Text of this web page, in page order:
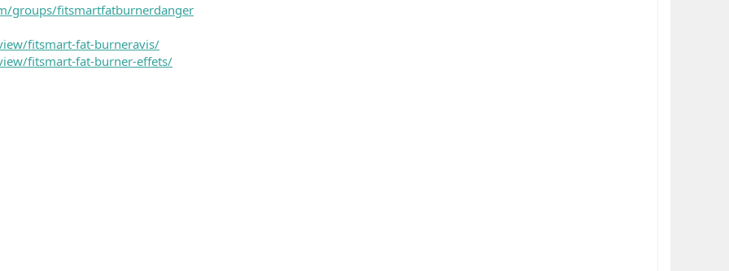
groups/fitsmartfatburnerdanger
fitsmart-fat-burneravis/
fitsmart-fat-burner-effets/